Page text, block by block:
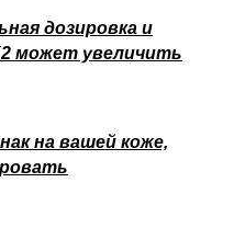
дозировка и
может увеличить
на вашей коже,